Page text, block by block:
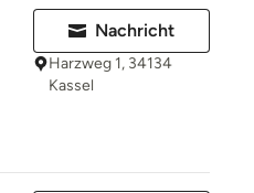
Nachricht
Harzweg 1, 34134
Kassel